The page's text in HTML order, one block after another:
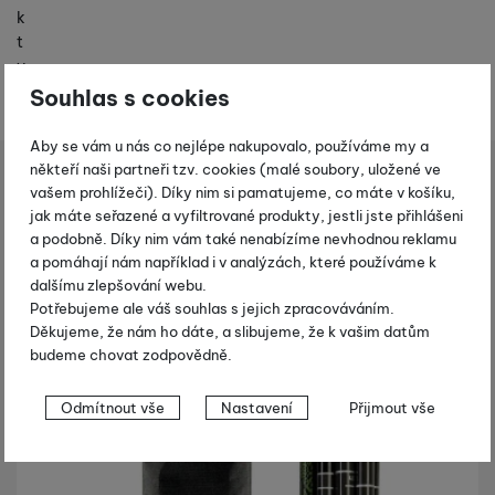
Souhlas s cookies
Aby se vám u nás co nejlépe nakupovalo, používáme my a
někteří naši partneři tzv. cookies (malé soubory, uložené ve
vašem prohlížeči). Díky nim si pamatujeme, co máte v košíku,
jak máte seřazené a vyfiltrované produkty, jestli jste přihlášeni
a podobně. Díky nim vám také nenabízíme nevhodnou reklamu
a pomáhají nám například i v analýzách, které používáme k
dalšímu zlepšování webu.
Potřebujeme ale váš souhlas s jejich zpracováváním.
Děkujeme, že nám ho dáte, a slibujeme, že k vašim datům
budeme chovat zodpovědně.
Nastavení souhlasů s kategoriemi
cookies
Technickébez těchto cookies náš web nebude fungovat
Odmítnout vše Nastavení Přijmout vše
k
t
y
Shopio demo
a freeride vybavení Lavinové sondy K2 Carbon Probe 300
Fotografie -22 %